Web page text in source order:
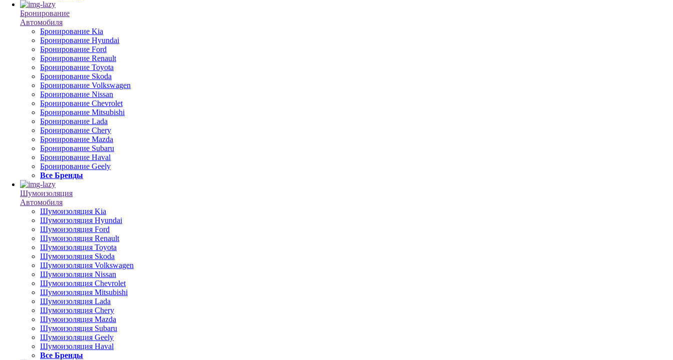
Бронирование
Автомобиля
Бронирование Kia
Бронирование Hyundai
Бронирование Ford
Бронирование Renault
Бронирование Toyota
Бронирование Skoda
Бронирование Volkswagen
Бронирование Nissan
Бронирование Chevrolet
Бронирование Mitsubishi
Бронирование Lada
Бронирование Chery
Бронирование Mazda
Бронирование Subaru
Бронирование Haval
Бронирование Geely
Все Бренды
Шумоизоляция
Автомобиля
Шумоизоляция Kia
Шумоизоляция Hyundai
Шумоизоляция Ford
Шумоизоляция Renault
Шумоизоляция Toyota
Шумоизоляция Skoda
Шумоизоляция Volkswagen
Шумоизоляция Nissan
Шумоизоляция Chevrolet
Шумоизоляция Mitsubishi
Шумоизоляция Lada
Шумоизоляция Chery
Шумоизоляция Mazda
Шумоизоляция Subaru
Шумоизоляция Geely
Шумоизоляция Haval
Все Бренды